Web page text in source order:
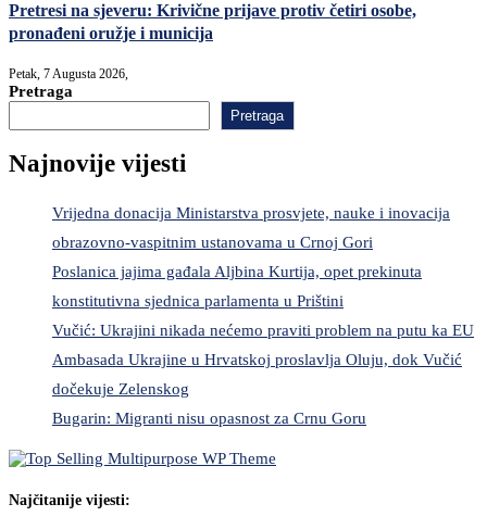
Pretresi na sjeveru: Krivične prijave protiv četiri osobe,
pronađeni oružje i municija
Petak, 7 Augusta 2026,
Pretraga
Pretraga
Najnovije vijesti
Vrijedna donacija Ministarstva prosvjete, nauke i inovacija
obrazovno-vaspitnim ustanovama u Crnoj Gori
Poslanica jajima gađala Aljbina Kurtija, opet prekinuta
konstitutivna sjednica parlamenta u Prištini
Vučić: Ukrajini nikada nećemo praviti problem na putu ka EU
Ambasada Ukrajine u Hrvatskoj proslavlja Oluju, dok Vučić
dočekuje Zelenskog
Bugarin: Migranti nisu opasnost za Crnu Goru
Najčitanije vijesti: